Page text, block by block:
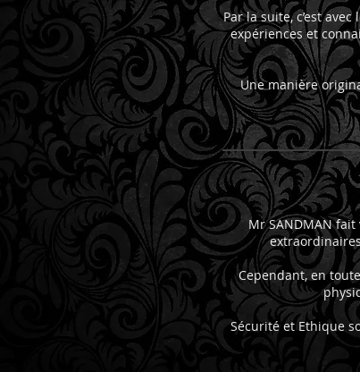
Par la suite, c’est
expériences et
Une manière
Mr SANDMAN
Cependant, en
Sécurité et Ethique